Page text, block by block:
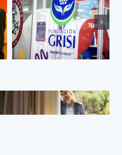
Cassava Roots y
Fundación Grisi,
inauguraron la
segunda
Ludoteca